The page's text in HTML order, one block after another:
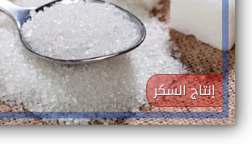
إنتاج السكر